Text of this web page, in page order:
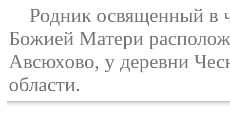
Родник освященный в
Божией Матери
Авсюхово, у деревни
области.